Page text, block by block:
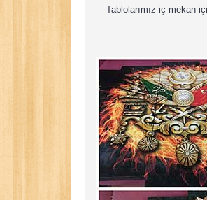
Tablolarımız iç mekan